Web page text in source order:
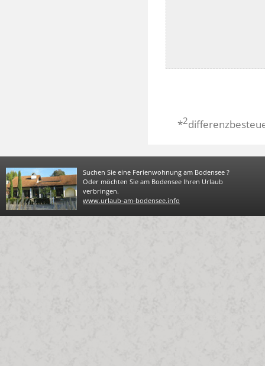
*2
Suchen Sie eine Ferienwohnung am Bodensee ?
Oder möchten Sie am Bodensee Ihren Urlaub
verbringen.
www.urlaub-am-bodensee.info